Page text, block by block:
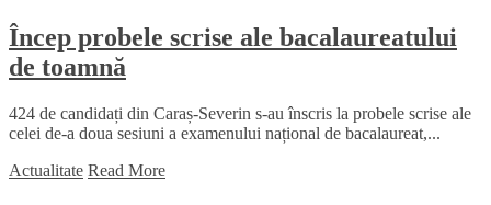
Încep probele scrise ale bacalaureatului
de toamnă
424 de candidați din Caraș-Severin s-au înscris la probele scrise ale
celei de-a doua sesiuni a examenului național de bacalaureat,...
Actualitate Read More